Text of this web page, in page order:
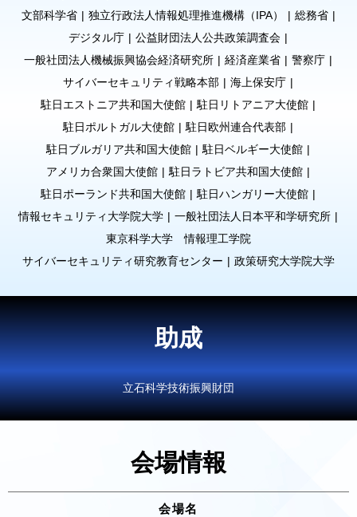
文部科学省
独立行政法人情報処理推進機構（IPA）
総務省
デジタル庁
公益財団法人公共政策調査会
一般社団法人機械振興協会経済研究所
経済産業省
警察庁
サイバーセキュリティ戦略本部
海上保安庁
駐日エストニア共和国大使館
駐日リトアニア大使館
駐日ポルトガル大使館
駐日欧州連合代表部
駐日ブルガリア共和国大使館
駐日ベルギー大使館
アメリカ合衆国大使館
駐日ラトビア共和国大使館
駐日ポーランド共和国大使館
駐日ハンガリー大使館
情報セキュリティ大学院大学
一般社団法人日本平和学研究所
東京科学大学 情報理工学院
サイバーセキュリティ研究教育センター
政策研究大学院大学
助成
立石科学技術振興財団
会場情報
会場名